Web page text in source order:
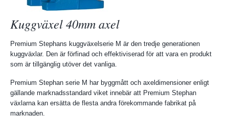
Kuggväxel 40mm axel
Premium Stephans kuggväxelserie M är den tredje generationen
kuggväxlar. Den är förfinad och effektiviserad för att vara en produkt
som är tillgänglig utöver det vanliga.
Premium Stephan serie M har byggmått och axeldimensioner enligt
gällande marknadsstandard viket innebär att Premium Stephan
växlarna kan ersätta de flesta andra förekommande fabrikat på
marknaden.